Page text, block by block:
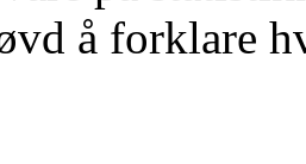
å forklare